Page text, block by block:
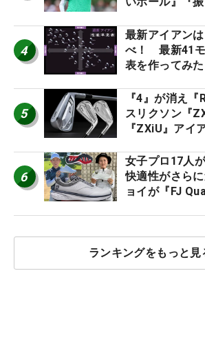
ー』 #女子プ
4
最新アイアン
べ！ 最新41
表を作ってみ
5
『4』が消え『
スリクソン『
『ZXiU』アイ
6
女子プロ17人
快適性がさら
ョイが『FJ
ランキングをもっと見